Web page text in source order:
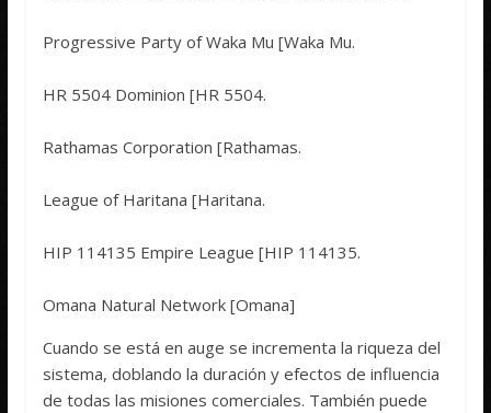
Progressive Party of Waka Mu [Waka Mu.
HR 5504 Dominion [HR 5504.
Rathamas Corporation [Rathamas.
League of Haritana [Haritana.
HIP 114135 Empire League [HIP 114135.
Omana Natural Network [Omana]
Cuando se está en auge se incrementa la riqueza del
sistema, doblando la duración y efectos de influencia
de todas las misiones comerciales. También puede